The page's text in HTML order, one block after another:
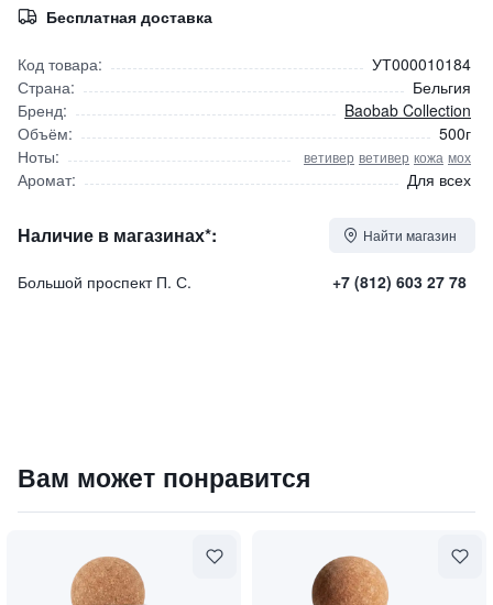
Бесплатная доставка
Код товара:
УТ000010184
Страна:
Бельгия
Бренд:
Baobab Collection
Объём:
500г
Ноты:
ветивер ветивер кожа мох
Аромат: Для всех
Наличие в магазинах*: Найти магазин
Большой проспект П. С. +7 (812) 603 27 78
17050₽9 840 ₽
Вам может понравится